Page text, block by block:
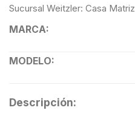
Sucursal Weitzler: Casa Matriz
MARCA:
MODELO:
Descripción: